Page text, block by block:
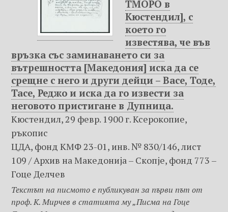
ТМОРО в
Кюстендил], с
което го
известява, че във
връзка със заминаването си за
вътрешността [Македония] иска да се
срещне с него и други дейци – Васе, Тоде,
Тасе, Реджо и иска да го извести за
неговото пристигане в Дупница.
Кюстендил, 29 февр. 1900 г. Ксерокопие,
ръкопис
ЦДА, фонд КМФ 23-01, инв. № 830/146, лист
109 / Архив на Македониjа – Скопje, фонд 773 –
Гоце Делчев
Текстът на писмото е публикуван за първи път от
проф. К. Мирчев в статията му „Писма на Гоце